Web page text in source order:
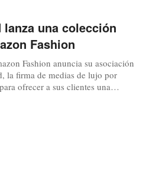
lanza una colección
Fashion
Fashion anuncia su asociación
la firma de medias de lujo por
ofrecer a sus clientes una
medias multipack, disponibles
marca de lencería Iris & Lilly. Dúo